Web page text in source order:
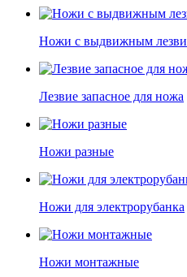
Ножи с выдвижным
Лезвие запасное для ножа
Ножи разные
Ножи для электрорубанка
Ножи монтажные